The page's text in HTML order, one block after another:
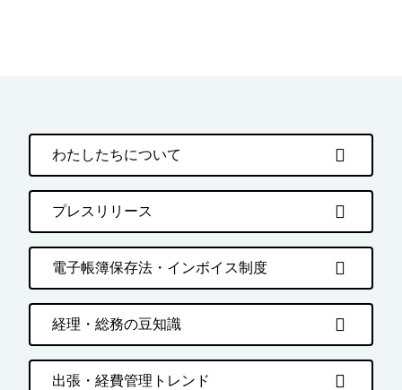
わたしたちについて
プレスリリース
電子帳簿保存法・インボイス制度
経理・総務の豆知識
出張・経費管理トレンド